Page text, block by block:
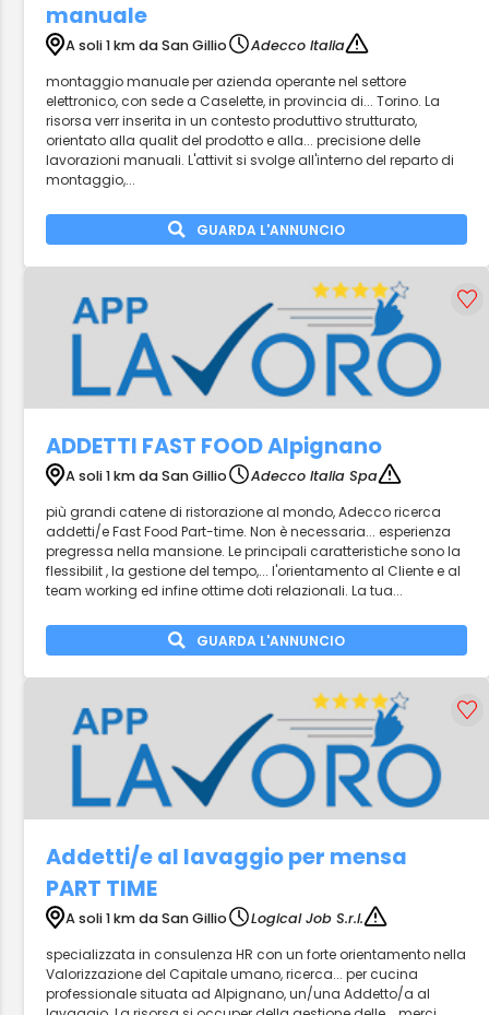
manuale
A soli 1 km da San Gillio
Adecco Italia
montaggio manuale per azienda operante nel settore
elettronico, con sede a Caselette, in provincia di... Torino. La
risorsa verr inserita in un contesto produttivo strutturato,
orientato alla qualit del prodotto e alla... precisione delle
lavorazioni manuali. L'attivit si svolge all'interno del reparto di
montaggio,...
GUARDA L'ANNUNCIO
ADDETTI FAST FOOD Alpignano
A soli 1 km da San Gillio
Adecco Italia Spa
più grandi catene di ristorazione al mondo, Adecco ricerca
addetti/e Fast Food Part-time. Non è necessaria... esperienza
pregressa nella mansione. Le principali caratteristiche sono la
flessibilit , la gestione del tempo,... l'orientamento al Cliente e al
team working ed infine ottime doti relazionali. La tua...
GUARDA L'ANNUNCIO
Addetti/e al lavaggio per mensa
PART TIME
A soli 1 km da San Gillio
Logical Job S.r.l.
specializzata in consulenza HR con un forte orientamento nella
Valorizzazione del Capitale umano, ricerca... per cucina
professionale situata ad Alpignano, un/una Addetto/a al